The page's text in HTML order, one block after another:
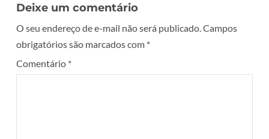
Deixe um comentário
O seu endereço de e-mail não será publicado.Campos
obrigatórios são marcados com *
Comentário *